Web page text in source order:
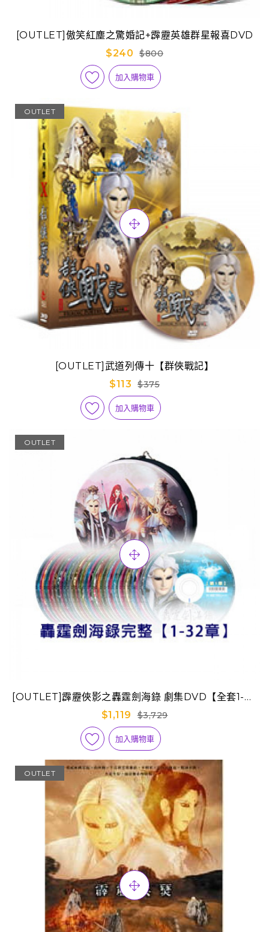
[OUTLET]傲笑紅塵之驚婚記+霹靂英雄群星報喜DVD
$240
$800
加入購物車
OUTLET
[OUTLET]武道列傳十【群俠戰記】
$113
$375
加入購物車
OUTLET
[OUTLET]霹靂俠影之轟霆劍海錄 劇集DVD【全套1-32
章】
$1,119 $3,729
加入購物車
OUTLET